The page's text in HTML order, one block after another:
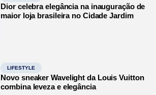
Dior celebra elegância na inauguração de
maior loja brasileira no Cidade Jardim
LIFESTYLE
Novo sneaker Wavelight da Louis Vuitton
combina leveza e elegância